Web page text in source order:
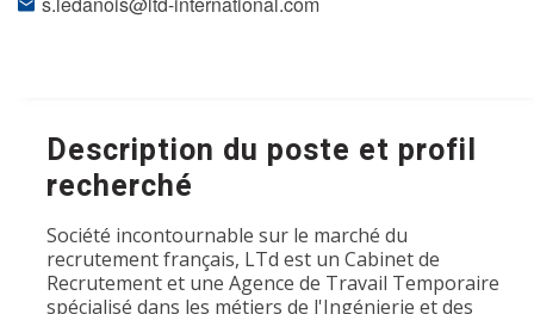
Description du poste et profil
recherché
Société incontournable sur le marché du
recrutement français, LTd est un Cabinet de
Recrutement et une Agence de Travail Temporaire
spécialisé dans les métiers de l'Ingénierie et des